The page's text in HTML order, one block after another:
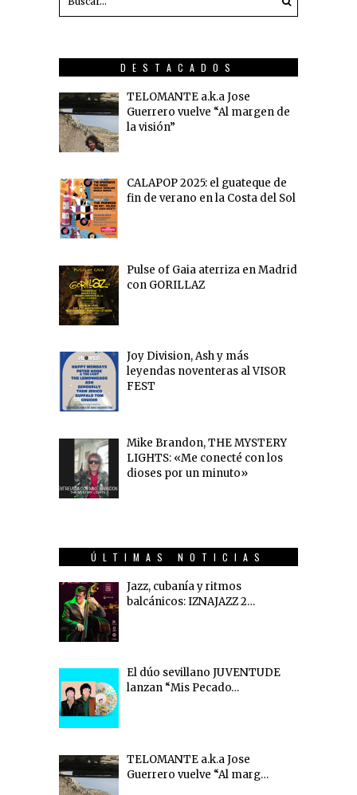
DESTACADOS
TELOMANTE a.k.a Jose
Guerrero vuelve “Al margen de
la visión”
CALAPOP 2025: el guateque de
fin de verano en la Costa del Sol
Pulse of Gaia aterriza en Madrid
con GORILLAZ
Joy Division, Ash y más
leyendas noventeras al VISOR
FEST
Mike Brandon, THE MYSTERY
LIGHTS: «Me conecté con los
dioses por un minuto»
ÚLTIMAS NOTICIAS
Jazz, cubanía y ritmos
balcánicos: IZNAJAZZ 2…
El dúo sevillano JUVENTUDE
lanzan “Mis Pecado…
TELOMANTE a.k.a Jose
Guerrero vuelve “Al marg…